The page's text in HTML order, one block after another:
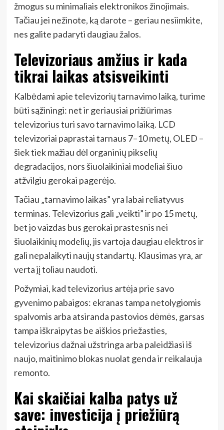
žmogus su minimaliais elektronikos žinojimais.
Tačiau jei nežinote, ką darote – geriau nesiimkite,
nes galite padaryti daugiau žalos.
Televizoriaus amžius ir kada
tikrai laikas atsisveikinti
Kalbėdami apie televizorių tarnavimo laiką, turime
būti sąžiningi: net ir geriausiai prižiūrimas
televizorius turi savo tarnavimo laiką. LCD
televizoriai paprastai tarnaus 7–10 metų, OLED –
šiek tiek mažiau dėl organinių pikselių
degradacijos, nors šiuolaikiniai modeliai šiuo
atžvilgiu gerokai pagerėjo.
Tačiau „tarnavimo laikas” yra labai reliatyvus
terminas. Televizorius gali „veikti” ir po 15 metų,
bet jo vaizdas bus gerokai prastesnis nei
šiuolaikinių modelių, jis vartoja daugiau elektros ir
gali nepalaikyti naujų standartų. Klausimas yra, ar
verta jį toliau naudoti.
Požymiai, kad televizorius artėja prie savo
gyvenimo pabaigos: ekranas tampa netolygiomis
spalvomis arba atsiranda pastovios dėmės, garsas
tampa iškraipytas be aiškios priežasties,
televizorius dažnai užstringa arba paleidžiasi iš
naujo, maitinimo blokas nuolat genda ir reikalauja
remonto.
Kai skaičiai kalba patys už
save: investicija į priežiūrą